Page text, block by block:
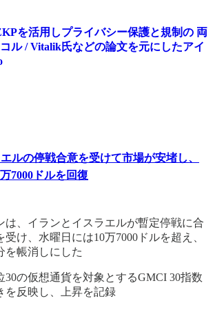
を活用しプライバシー保護と規制の 両
ル / Vitalik氏などの論文を元にしたアイ
ルの停戦合意を受けて市場が安堵し、
7000ドルを回復
は、イランとイスラエルが暫定停戦に合
け、水曜日には10万7000ドルを超え、
を帳消しにした
30の仮想通貨を対象とするGMCI 30指数
を反映し、上昇を記録